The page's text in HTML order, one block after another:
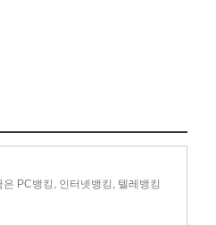
PC뱅킹, 인터넷뱅킹, 텔레뱅킹